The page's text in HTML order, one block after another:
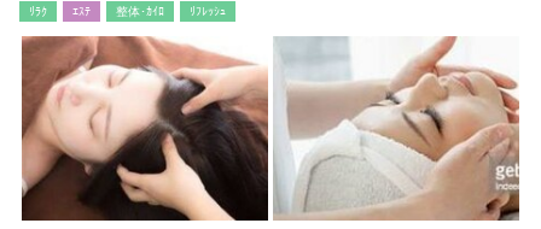
ﾘﾗｸ ｴｽﾃ 整体･ｶｲﾛ ﾘﾌﾚｯｼｭ